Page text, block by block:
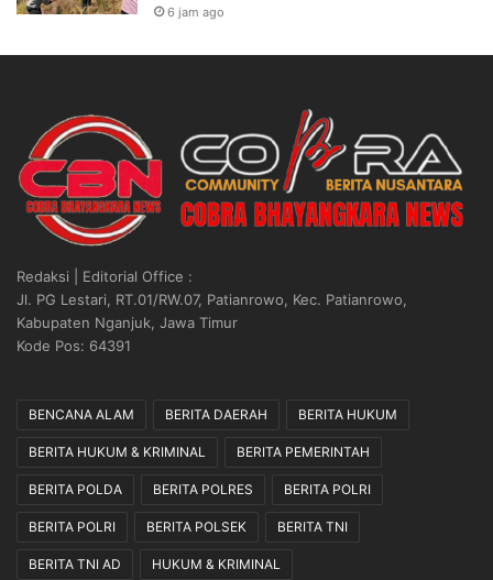
6 jam ago
Redaksi | Editorial Office :
Jl. PG Lestari, RT.01/RW.07, Patianrowo, Kec. Patianrowo,
Kabupaten Nganjuk, Jawa Timur
Kode Pos: 64391
BENCANA ALAM BERITA DAERAH BERITA HUKUM
BERITA HUKUM & KRIMINAL BERITA PEMERINTAH
BERITA POLDA BERITA POLRES BERITA POLRI
BERITA POLRI BERITA POLSEK BERITA TNI
BERITA TNI AD HUKUM & KRIMINAL